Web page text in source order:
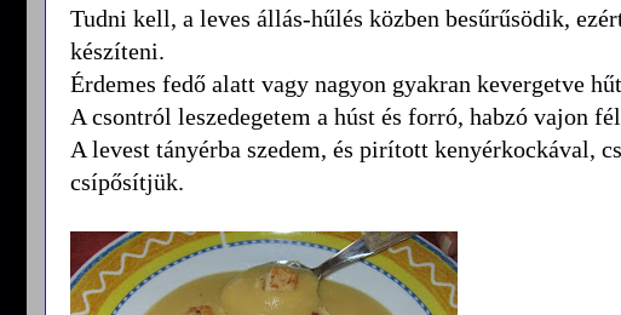
Tudni kell, a leves állás-hűlés közben besűrűsödik,
készíteni.
Érdemes fedő alatt vagy nagyon gyakran kevergetve
A csontról leszedegetem a húst és forró, habzó vajon
A levest tányérba szedem, és pirított kenyérkockával,
csípősítjük.